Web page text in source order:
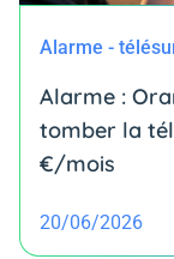
Alarme -
Alarme :
tomber la
€/mois
20/06/2026